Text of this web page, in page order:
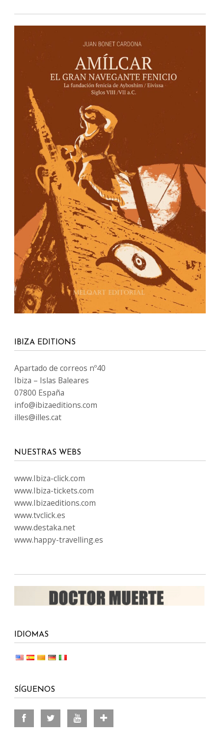
IBIZA EDITIONS
Apartado de correos nº40
Ibiza – Islas Baleares
07800 España
info@ibizaeditions.com
illes@illes.cat
NUESTRAS WEBS
www.Ibiza-click.com
www.Ibiza-tickets.com
www.Ibizaeditions.com
www.tvclick.es
www.destaka.net
www.happy-travelling.es
IDIOMAS
SÍGUENOS